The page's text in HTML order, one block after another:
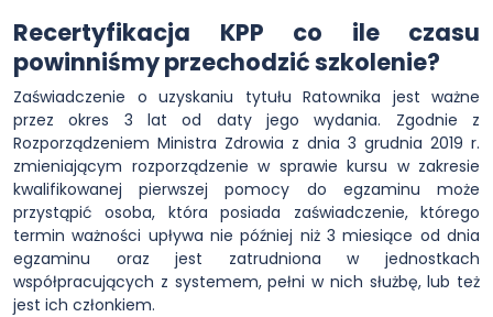
Recertyfikacja KPP co ile czasu
powinniśmy przechodzić szkolenie?
Zaświadczenie o uzyskaniu tytułu Ratownika jest ważne
przez okres 3 lat od daty jego wydania. Zgodnie z
Rozporządzeniem Ministra Zdrowia z dnia 3 grudnia 2019 r.
zmieniającym rozporządzenie w sprawie kursu w zakresie
kwalifikowanej pierwszej pomocy do egzaminu może
przystąpić osoba, która posiada zaświadczenie, którego
termin ważności upływa nie później niż 3 miesiące od dnia
egzaminu oraz jest zatrudniona w jednostkach
współpracujących z systemem, pełni w nich służbę, lub też
jest ich członkiem.